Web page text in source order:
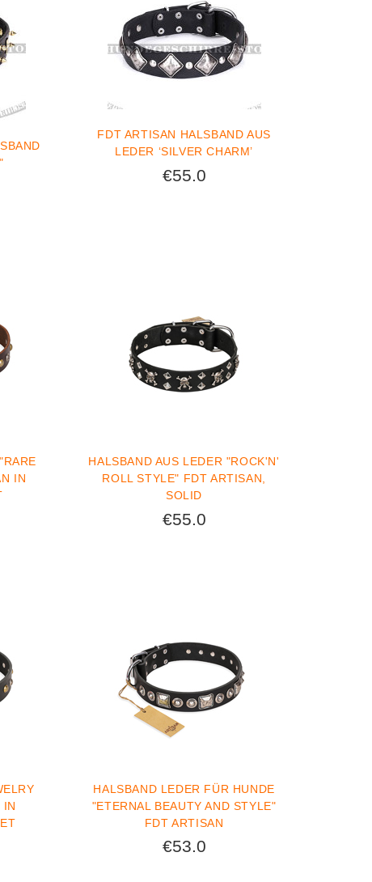
FDT ARTISAN HALSBAND AUS
LEDER ‘SILVER CHARM’
€55.0
IN
HALSBAND AUS LEDER "ROCK'N'
ROLL STYLE" FDT ARTISAN,
SOLID
€55.0
IN
HALSBAND LEDER FÜR HUNDE
"ETERNAL BEAUTY AND STYLE"
FDT ARTISAN
€53.0